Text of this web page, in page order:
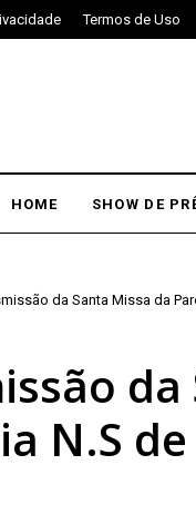
Termos de Uso
HOME SHOW DE
da Santa Missa da
N.S